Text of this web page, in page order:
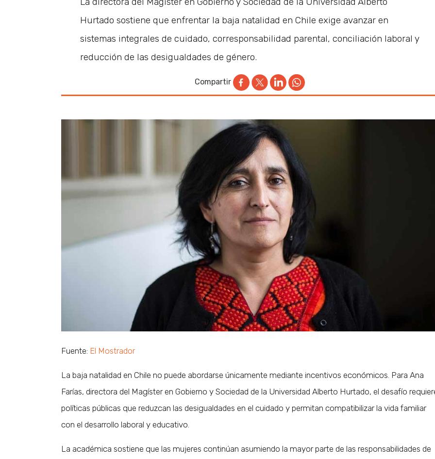
Hurtado sostiene que enfrentar la baja natalidad en Chile exige avanzar en
sistemas integrales de cuidado, corresponsabilidad parental, conciliación laboral y
reducción de las desigualdades de género.
Compartir
Fuente: El Mostrador
La baja natalidad en Chile no puede abordarse únicamente mediante incentivos económicos. Para Ana
Farías, directora del Magíster en Gobierno y Sociedad de la Universidad Alberto Hurtado, el desafío
políticas públicas que reduzcan las desigualdades en el cuidado y permitan compatibilizar la vida familiar
con el desarrollo laboral y educativo.
La académica sostiene que las mujeres continúan asumiendo la mayor parte de las responsabilidades de